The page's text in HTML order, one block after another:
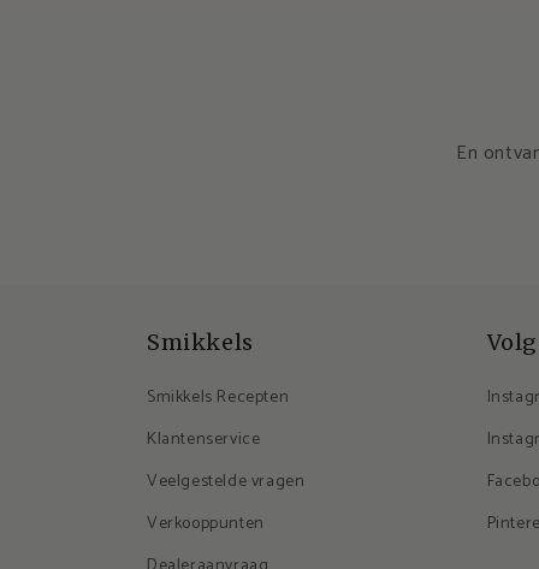
En
Smikkels
Smikkels Recepten
Klantenservice
Veelgestelde vragen
Verkooppunten